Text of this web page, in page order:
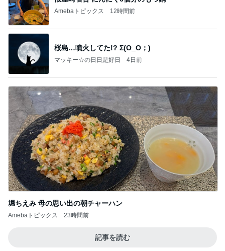
Amebaトピックス 12時間前
桜島…噴火してた!? Σ(O_O；)
マッキー☆の日日是好日 4日前
堀ちえみ 母の思い出の朝チャーハン
Amebaトピックス 23時間前
記事を読む